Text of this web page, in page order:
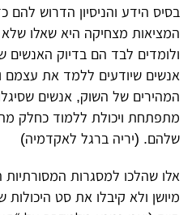
בסיס הידע והניסיון הדרוש להם
המציאות מצחיקה היא שאלו
ולומדים לבד הם בדיוק
אנשים שיודעים ללמד את עצמם
המהירים של השוק, אנשים
מתפתחת ויכולת ללמוד כחלק
שלהם. (יריה ברגל לאקדמיה)
אלו שהלכו למסגרות
מיושן ולא קיבלו את סט